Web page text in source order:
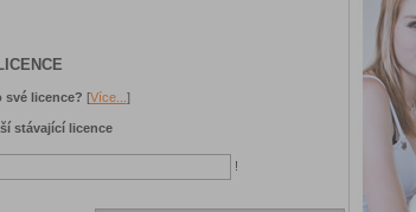
své licence? [Více... ]
stávající licence
!